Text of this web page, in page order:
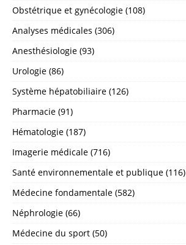
Obstétrique et gynécologie (108)
Analyses médicales (306)
Anesthésiologie (93)
Urologie (86)
Système hépatobiliaire (126)
Pharmacie (91)
Hématologie (187)
Imagerie médicale (716)
Santé environnementale et publique (116)
Médecine fondamentale (582)
Néphrologie (66)
Médecine du sport (50)